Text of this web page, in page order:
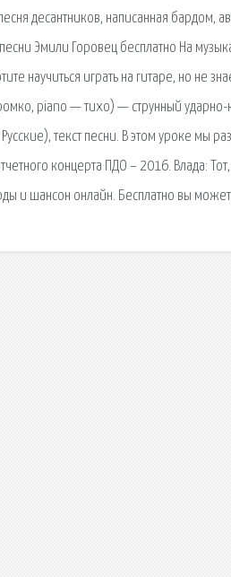
десантников, написанная бардом,
Эмили Горовец бесплатно На
научиться играть на гитаре, но не
piano — тихо) — струнный
текст песни. В этом уроке мы
концерта ПДО – 2016. Влада: Тот,
и шансон онлайн. Бесплатно вы